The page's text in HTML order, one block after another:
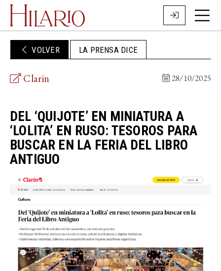
VOLVER LA PRENSA DICE
Clarin 28/10/2025
DEL ‘QUIJOTE’ EN MINIATURA A
‘LOLITA’ EN RUSO: TESOROS PARA
BUSCAR EN LA FERIA DEL LIBRO
ANTIGUO